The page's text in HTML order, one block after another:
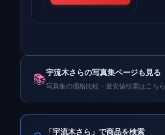
📚宇流木さらの写真集ページも見る
写真集の価格比較・最安値検索はこちら
「宇流木さら」で商品を検索